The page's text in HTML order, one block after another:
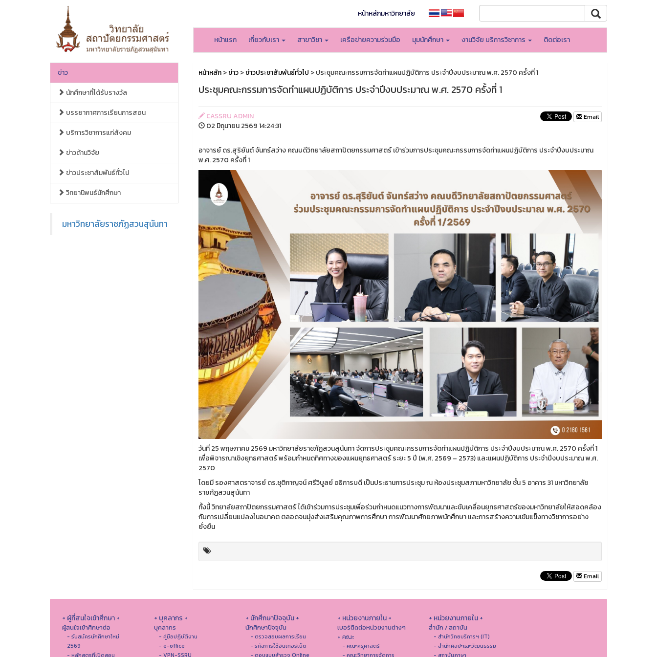
หน้าหลักมหาวิทยาลัย
หน้าแรก เกี่ยวกับเรา สาขาวิชา เครือข่ายความร่วมมือ มุมนักศึกษา งานวิจัย บริการวิชาการ ติดต่อเรา
ข่าว
นักศึกษาที่ได้รับรางวัล
บรรยากาศการเรียนการสอน
บริการวิชาการแก่สังคม
ข่าวด้านวิจัย
ข่าวประชาสัมพันธ์ทั่วไป
วิทยานิพนธ์นักศึกษา
มหาวิทยาลัยราชภัฏสวนสุนันทา
หน้าหลัก>ข่าว>ข่าวประชาสัมพันธ์ทั่วไป > ประชุมคณะกรรมการจัดทำแผนปฏิบัติการ ประจำปีงบประมาณ พ.ศ. 2570 ครั้งที่ 1
ประชุมคณะกรรมการจัดทำแผนปฏิบัติการ ประจำปีงบประมาณ พ.ศ. 2570 ครั้งที่ 1
CASSRU ADMIN
02 มิถุนายน 2569 14:24:31
Email
อาจารย์ ดร.สุริยันต์ จันทร์สว่าง คณบดีวิทยาลัยสถาปัตยกรรมศาสตร์ เข้าร่วมการประชุมคณะกรรมการจัดทำแผนปฏิบัติการ ประจำปีงบประมาณ
พ.ศ. 2570 ครั้งที่ 1
วันที่ 25 พฤษภาคม 2569 มหาวิทยาลัยราชภัฏสวนสุนันทา จัดการประชุมคณะกรรมการจัดทำแผนปฏิบัติการ ประจำปีงบประมาณ พ.ศ. 2570 ครั้งที่ 1
เพื่อพิจารณาเชิงยุทธศาสตร์ พร้อมกำหนดทิศทางของแผนยุทธศาสตร์ ระยะ 5 ปี (พ.ศ. 2569 – 2573) และแผนปฏิบัติการ ประจำปีงบประมาณ พ.ศ.
2570
โดยมี รองศาสตราจารย์ ดร.ชุติกาญจน์ ศรีวิบูลย์ อธิการบดี เป็นประธานการประชุม ณ ห้องประชุมสภามหาวิทยาลัย ชั้น 5 อาคาร 31 มหาวิทยาลัย
ราชภัฏสวนสุนันทา
ทั้งนี้ วิทยาลัยสถาปัตยกรรมศาสตร์ ได้เข้าร่วมการประชุมเพื่อร่วมกำหนดแนวทางการพัฒนาและขับเคลื่อนยุทธศาสตร์ของมหาวิทยาลัยให้สอดคล้อง
กับการเปลี่ยนแปลงในอนาคต ตลอดจนมุ่งส่งเสริมคุณภาพการศึกษา การพัฒนาศักยภาพนักศึกษา และการสร้างความเข้มแข็งทางวิชาการอย่าง
ยั่งยืน
Email
+ ผู้ที่สนใจเข้าศึกษา +
ผู้สนใจเข้าศึกษาต่อ
- รับสมัครนักศึกษาใหม่
2569
- หลักสูตรที่เปิดสอน
+ บุคลากร +
บุคลากร
- คู่มือปฏิบัติงาน
- e-office
- VPN-SSRU
+ นักศึกษาปัจจุบัน +
นักศึกษาปัจจุบัน
- ตรวจสอบผลการเรียน
- รหัสการใช้อินเทอร์เน็ต
- ตอบแบบสำรวจ Online
+ หน่วยงานภายใน +
เบอร์ติดต่อหน่วยงานต่างๆ
+ คณะ
- คณะครุศาสตร์
- คณะวิทยาการจัดการ
+ หน่วยงานภายใน +
สำนัก / สถาบัน
- สำนักวิทยบริการฯ (IT)
- สํานักศิลปะและวัฒนธรรม
- สถาบันภาษา